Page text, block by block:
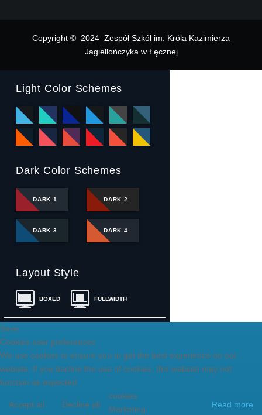
Copyright © 2024 Zespół Szkół im. Króla Kazimierza
Jagiellończyka w Łęcznej
Light Color Schemes
Dark Color Schemes
DARK 1 DARK 2
DARK 3 DARK 4
Layout Style
BOXED FULLWIDTH
Save
Cookies user preferences
We use cookies to ensure you to get the best experience on our
website. If you decline the use of cookies, this website may not
function as expected.
Accept all Decline all Read more
cookies
Marketing